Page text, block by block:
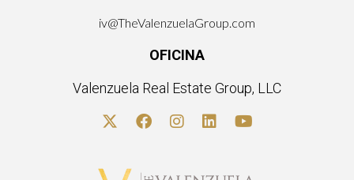
iv@TheValenzuelaGroup.com
OFICINA
Valenzuela Real Estate Group, LLC